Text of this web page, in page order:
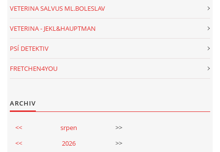
VETERINA SALVUS ML.BOLESLAV
VETERINA - JEKL&HAUPTMAN
PSÍ DETEKTIV
FRETCHEN4YOU
ARCHIV
<< srpen
>>
<<
2026
>>